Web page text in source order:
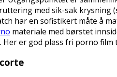
med sik-sak krysning
har en sofistikert måte å
materiale med børstet
er god plass fri porno film